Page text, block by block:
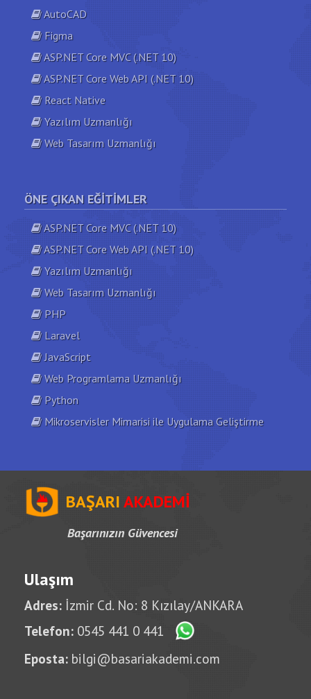
AutoCAD
Figma
ASP.NET Core MVC (.NET 10)
ASP.NET Core Web API (.NET 10)
React Native
Yazılım Uzmanlığı
Web Tasarım Uzmanlığı
ÖNE ÇIKAN EĞITIMLER
ASP.NET Core MVC (.NET 10)
ASP.NET Core Web API (.NET 10)
Yazılım Uzmanlığı
Web Tasarım Uzmanlığı
PHP
Laravel
JavaScript
Web Programlama Uzmanlığı
Python
Mikroservisler Mimarisi ile Uygulama Geliştirme
BAŞARIAKADEMİ
Başarınızın Güvencesi
Ulaşım
Adres: İzmir Cd. No: 8 Kızılay/ANKARA
Telefon: 0545 441 0 441
Eposta: bilgi@basariakademi.com